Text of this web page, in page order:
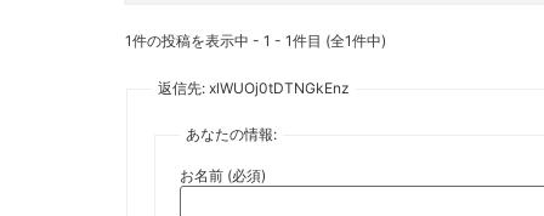
1件の投稿を表示中 - 1 - 1件目 (全1件中)
返信先: xlWUOj0tDTNGkEnz
あなたの情報:
お名前 (必須)